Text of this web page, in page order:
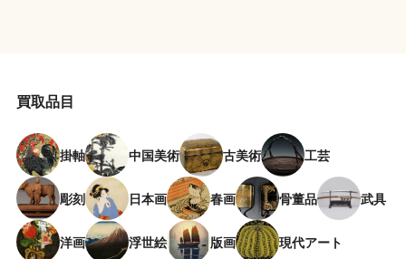
買取品目
掛軸 中国美術 古美術 工芸
彫刻 日本画 春画 骨董品 武具
洋画 浮世絵 版画 現代アート